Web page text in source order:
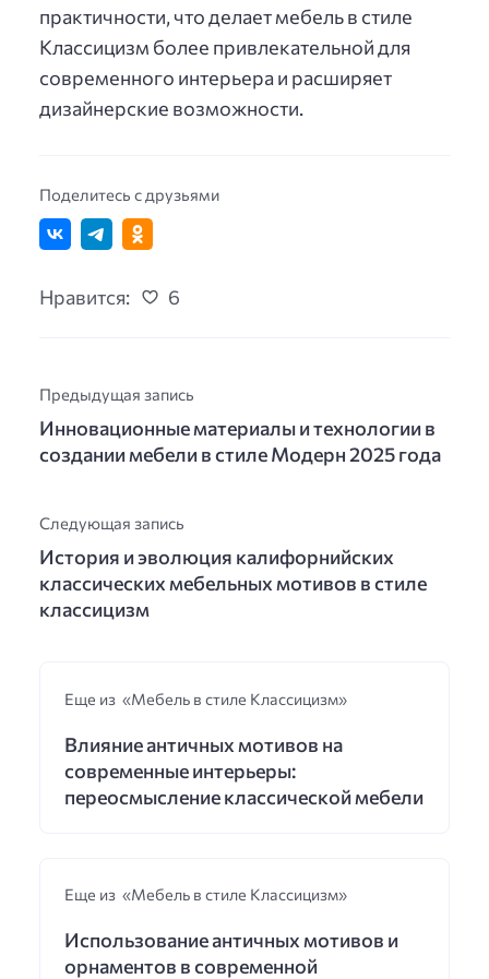
практичности, что делает мебель в стиле
Классицизм более привлекательной для
современного интерьера и расширяет
дизайнерские возможности.
Поделитесь с друзьями
Нравится: 6
Предыдущая запись
Инновационные материалы и технологии в
создании мебели в стиле Модерн 2025 года
Следующая запись
История и эволюция калифорнийских
классических мебельных мотивов в стиле
классицизм
Еще из «Мебель в стиле Классицизм»
Влияние античных мотивов на
современные интерьеры:
переосмысление классической мебели
Еще из «Мебель в стиле Классицизм»
Использование античных мотивов и
орнаментов в современной